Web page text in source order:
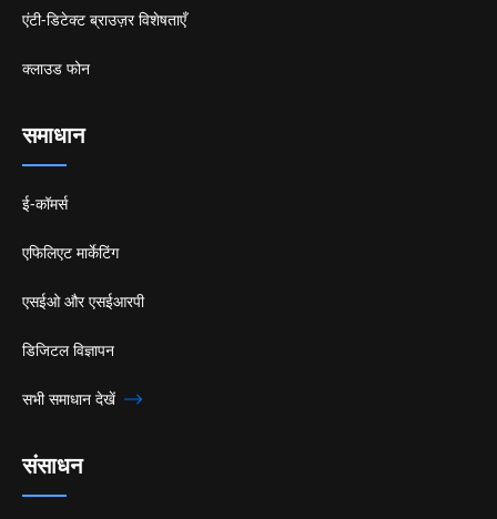
एंटी-डिटेक्ट ब्राउज़र विशेषताएँ
क्लाउड फोन
समाधान
ई-कॉमर्स
एफिलिएट मार्केटिंग
एसईओ और एसईआरपी
डिजिटल विज्ञापन
सभी समाधान देखें
संसाधन